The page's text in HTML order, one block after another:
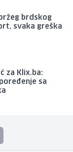
brdskog
svaka greška
za Klix.ba:
sa